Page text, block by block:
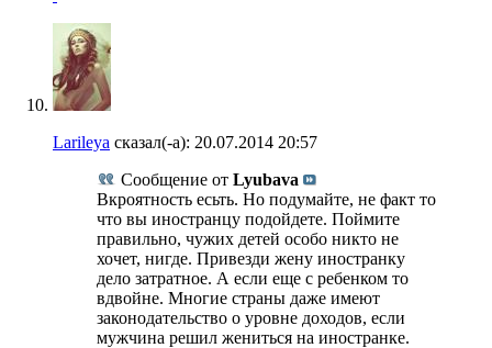
Larileya сказал(-а): 20.07.2014 20:57
Сообщение от Lyubava
Вкроятность есьть. Но подумайте, не факт то
что вы иностранцу подойдете. Поймите
правильно, чужих детей особо никто не
хочет, нигде. Привезди жену иностранку
дело затратное. А если еще с ребенком то
вдвойне. Многие страны даже имеют
законодательство о уровне доходов, если
мужчина решил жениться на иностранке.